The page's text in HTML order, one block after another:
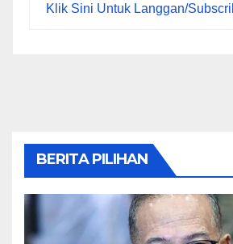
Klik Sini Untuk Langgan/
BERITA PILIHAN